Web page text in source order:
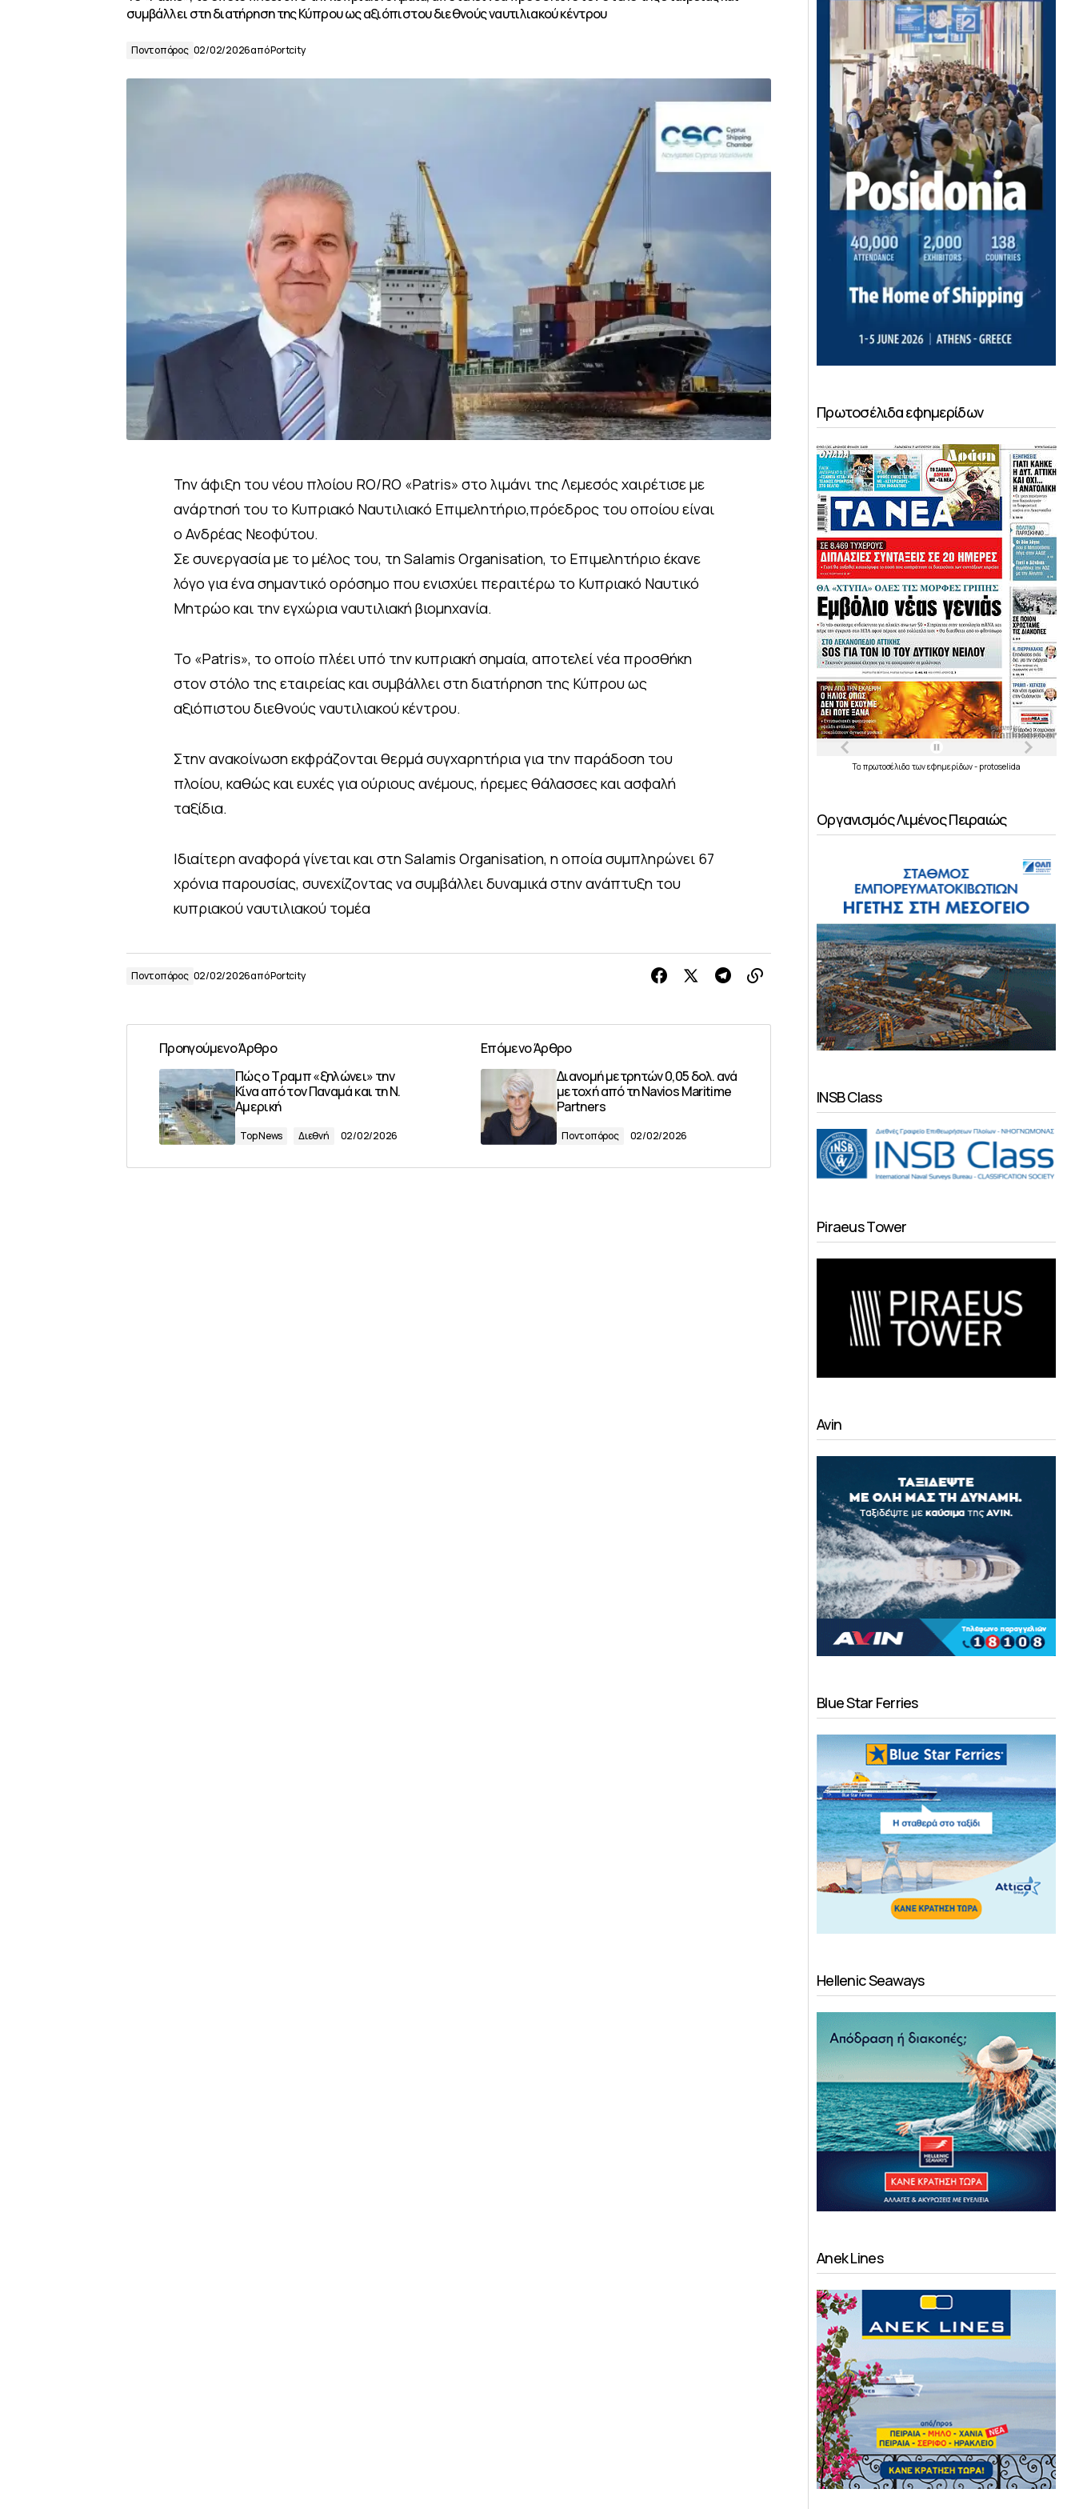
συμβάλλει στη διατήρηση της Κύπρου ως αξιόπιστου διεθνούς ναυτιλιακού κέντρου
Ποντοπόρος 02/02/2026απόPortcity
Την άφιξη του νέου πλοίου RO/RO «Patris» στο λιμάνι της Λεμεσός χαιρέτισε με
ανάρτησή του το Κυπριακό Ναυτιλιακό Επιμελητήριο,πρόεδρος του οποίου είναι
ο Ανδρέας Νεοφύτου.
Σε συνεργασία με το μέλος του, τη Salamis Organisation, το Επιμελητήριο έκανε
λόγο για ένα σημαντικό ορόσημο που ενισχύει περαιτέρω το Κυπριακό Ναυτικό
Μητρώο και την εγχώρια ναυτιλιακή βιομηχανία.
Το «Patris», το οποίο πλέει υπό την κυπριακή σημαία, αποτελεί νέα προσθήκη
στον στόλο της εταιρείας και συμβάλλει στη διατήρηση της Κύπρου ως
αξιόπιστου διεθνούς ναυτιλιακού κέντρου.
Στην ανακοίνωση εκφράζονται θερμά συγχαρητήρια για την παράδοση του
πλοίου, καθώς και ευχές για ούριους ανέμους, ήρεμες θάλασσες και ασφαλή
ταξίδια.
Ιδιαίτερη αναφορά γίνεται και στη Salamis Organisation, η οποία συμπληρώνει 67
χρόνια παρουσίας, συνεχίζοντας να συμβάλλει δυναμικά στην ανάπτυξη του
κυπριακού ναυτιλιακού τομέα
Ποντοπόρος 02/02/2026απόPortcity
Προηγούμενο Άρθρο
Πώς ο Τραμπ «ξηλώνει» την
Κίνα από τον Παναμά και τη Ν.
Αμερική
Top News Διεθνή 02/02/2026
Επόμενο Άρθρο
Διανομή μετρητών 0,05 δολ. ανά
μετοχή από τη Navios Maritime
Partners
Ποντοπόρος 02/02/2026
Πρωτοσέλιδα εφημερίδων
Τα πρωτοσέλιδα τωνεφημερίδων- protoselida
Οργανισμός Λιμένος Πειραιώς
INSB Class
Piraeus Tower
Avin
Blue Star Ferries
Hellenic Seaways
Anek Lines